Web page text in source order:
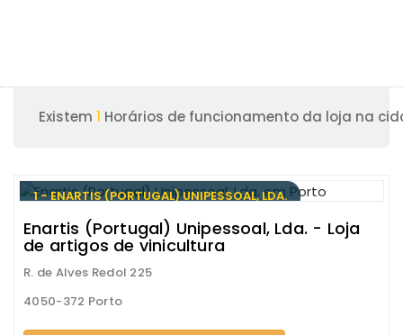
Existem 1 Horários de funcionamento da loja na
1 - ENARTIS (PORTUGAL) UNIPESSOAL, LDA.
Enartis (Portugal) Unipessoal, Lda. - Loja
de artigos de vinicultura
R. de Alves Redol 225
4050-372 Porto